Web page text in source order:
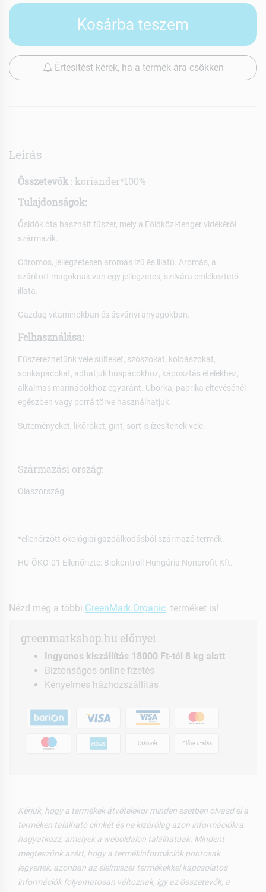
Kosárba teszem
Értesítést kérek, ha a termék ára csökken
Leírás
Összetevők : koriander*100%
Tulajdonságok:
Ősidők óta használt fűszer, mely a Földközi-tenger vidékéről
származik.
Citromos, jellegzetesen aromás ízű és illatú. Aromás, a
szárított magoknak van egy jellegzetes, szilvára emlékeztető
illata.
Gazdag vitaminokban és ásványi anyagokban.
Felhasználása:
Fűszerezhetünk vele sülteket, szószokat, kolbászokat,
sonkapácokat, adhatjuk húspácokhoz, káposztás ételekhez,
alkalmas marinádokhoz egyaránt. Uborka, paprika eltevésénél
egészben vagy porrá törve használhatjuk.
Süteményeket, likőröket, gint, sört is ízesítenek vele.
Származási ország:
Olaszország
*ellenőrzött ökológiai gazdálkodásból származó termék.
HU-ÖKO-01 Ellenőrizte: Biokontroll Hungária Nonprofit Kft.
Nézd meg a többi GreenMark Organic terméket is!
greenmarkshop.hu előnyei
Ingyenes kiszállítás 18000 Ft-tól 8 kg alatt
Biztonságos online fizetés
Kényelmes házhozszállítás
Utánvét Előre utalás
Kérjük, hogy a termékek átvételekor minden esetben olvasd el a
terméken található címkét és ne kizárólag azon információkra
hagyatkozz, amelyek a weboldalon találhatóak. Mindent
megteszünk azért, hogy a termékinformációk pontosak
legyenek, azonban az élelmiszer termékekkel kapcsolatos
információk folyamatosan változnak, így az összetevők, a